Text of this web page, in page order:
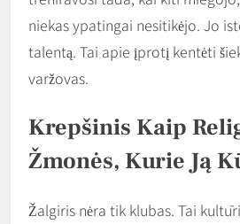
niekas ypatingai nesitikėjo. Jo
talentą. Tai apie įprotį kentėti
varžovas.
Krepšinis Kaip
Žmonės, Kurie Ją
Žalgiris nėra tik klubas. Tai